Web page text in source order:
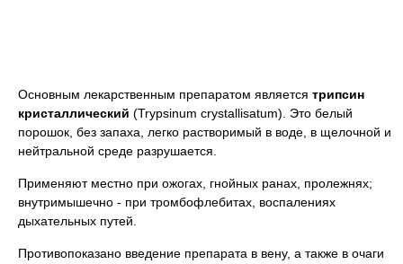
Основным лекарственным препаратом является трипсин
кристаллический (Trypsinum crystallisatum). Это белый
порошок, без запаха, легко растворимый в воде, в щелочной и
нейтральной среде разрушается.
Применяют местно при ожогах, гнойных ранах, пролежнях;
внутримышечно - при тромбофлебитах, воспалениях
дыхательных путей.
Противопоказано введение препарата в вену, а также в очаги